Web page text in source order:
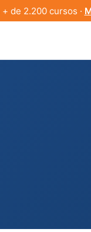
de 2.200 cursos ·